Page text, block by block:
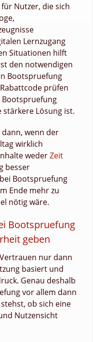
Nutzer, die sich
Lernzugang
Situationen hilft
den notwendigen
Bootspruefung
prüfen
stärkere Lösung ist.
wenn der
wirklich
wederZeit
besser
Bootspruefung
Ende mehr zu
nötig wäre.
Bootspruefung
geben
nur dann
basiert und
Genau deshalb
vor allem dann
ob sich eine
Nutzensicht